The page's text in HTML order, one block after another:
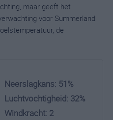
maar geeft het
voor Summerland
de
Neerslagkans: 51%
Luchtvochtigheid: 32%
Windkracht: 2